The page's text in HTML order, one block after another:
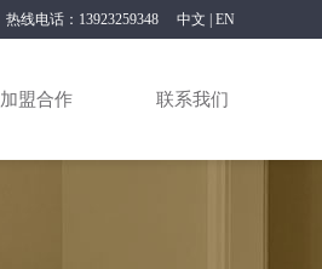
中文 EN
热线电话：13923259348
加盟合作 联系我们